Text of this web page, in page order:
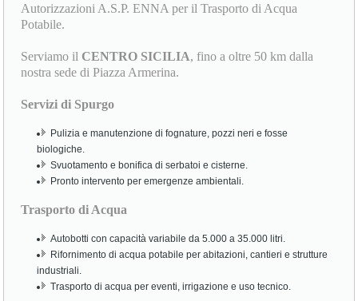
Autorizzazioni A.S.P. ENNA per il Trasporto di Acqua
Potabile.
Serviamo il CENTRO SICILIA, fino a oltre 50 km dalla
nostra sede di Piazza Armerina.
Servizi di Spurgo
Pulizia e manutenzione di fognature, pozzi neri e fosse
biologiche.
Svuotamento e bonifica di serbatoi e cisterne.
Pronto intervento per emergenze ambientali.
Trasporto di Acqua
Autobotti con capacità variabile da 5.000 a 35.000 litri.
Rifornimento di acqua potabile per abitazioni, cantieri e strutture
industriali.
Trasporto di acqua per eventi, irrigazione e uso tecnico.